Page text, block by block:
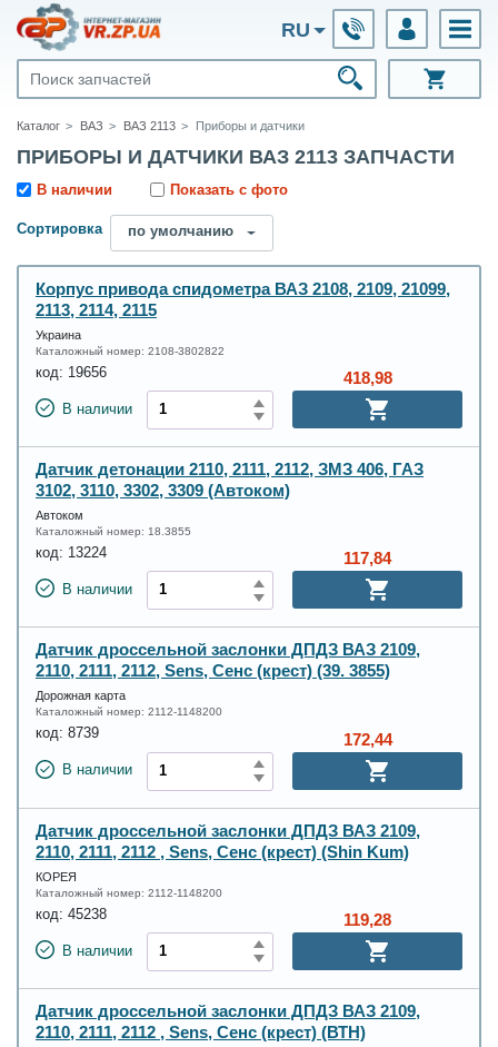
RU
Каталог ВАЗ ВАЗ 2113 Приборы и датчики
ПРИБОРЫ И ДАТЧИКИ ВАЗ 2113 ЗАПЧАСТИ
В наличии Показать с фото
Сортировка по умолчанию
Корпус привода спидометра ВАЗ 2108, 2109, 21099,
2113, 2114, 2115
Украина
Каталожный номер: 2108-3802822
код: 19656
В наличии
418,98
Датчик детонации 2110, 2111, 2112, ЗМЗ 406, ГАЗ
3102, 3110, 3302, 3309 (Автоком)
Автоком
Каталожный номер: 18.3855
код: 13224
В наличии
117,84
Датчик дроссельной заслонки ДПДЗ ВАЗ 2109,
2110, 2111, 2112, Sens, Сенс (крест) (39. 3855)
Дорожная карта
Каталожный номер: 2112-1148200
код: 8739
В наличии
172,44
Датчик дроссельной заслонки ДПДЗ ВАЗ 2109,
2110, 2111, 2112 , Sens, Сенс (крест) (Shin Kum)
КОРЕЯ
Каталожный номер: 2112-1148200
код: 45238
В наличии
119,28
Датчик дроссельной заслонки ДПДЗ ВАЗ 2109,
2110, 2111, 2112 , Sens, Сенс (крест) (ВТН)